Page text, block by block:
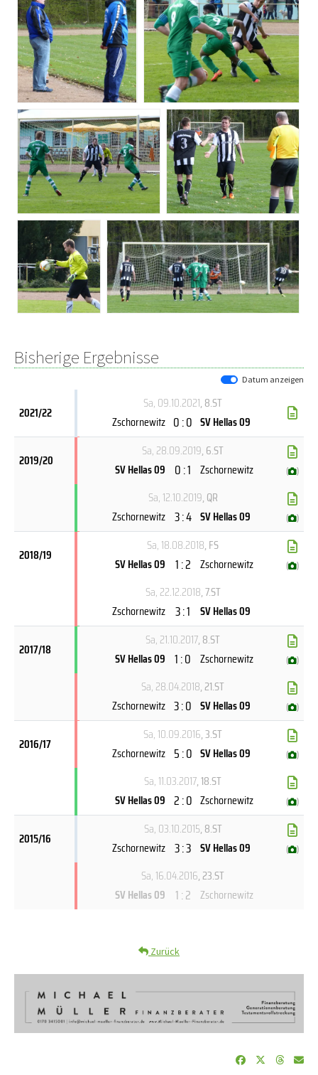
Bisherige Ergebnisse
Datum anzeigen
2021/22
Sa, 09.10.2021, 8.ST
Zschornewitz 0 : 0 SV Hellas 09
2019/20
Sa, 28.09.2019, 6.ST
SV Hellas 09 0 : 1 Zschornewitz ( )
Sa, 12.10.2019, QR
Zschornewitz 3 : 4 SV Hellas 09 ( )
2018/19
Sa, 18.08.2018, FS
SV Hellas 09 1 : 2 Zschornewitz ( )
Sa, 22.12.2018, 7.ST
Zschornewitz 3 : 1 SV Hellas 09
2017/18
Sa, 21.10.2017, 8.ST
SV Hellas 09 1 : 0 Zschornewitz ( )
Sa, 28.04.2018, 21.ST
Zschornewitz 3 : 0 SV Hellas 09 ( )
2016/17
Sa, 10.09.2016, 3.ST
Zschornewitz 5 : 0 SV Hellas 09 ( )
Sa, 11.03.2017, 18.ST
SV Hellas 09 2 : 0 Zschornewitz ( )
2015/16
Sa, 03.10.2015, 8.ST
Zschornewitz 3 : 3 SV Hellas 09 ( )
Sa, 16.04.2016, 23.ST
SV Hellas 09 1 : 2 Zschornewitz
Zurück